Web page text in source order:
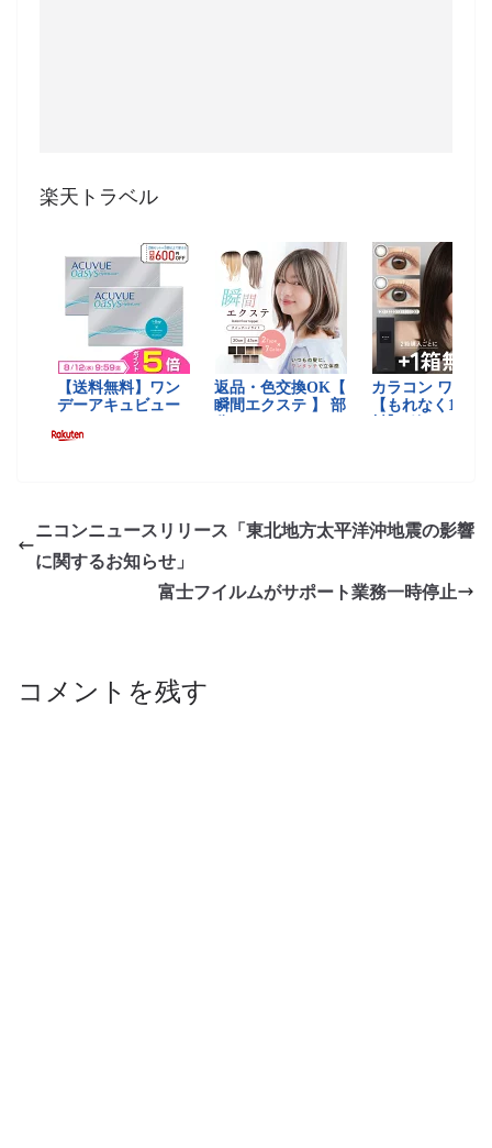
楽天トラベル
ニコンニュースリリース「東北地方太平洋沖地震の影響
に関するお知らせ」
富士フイルムがサポート業務一時停止
コメントを残す